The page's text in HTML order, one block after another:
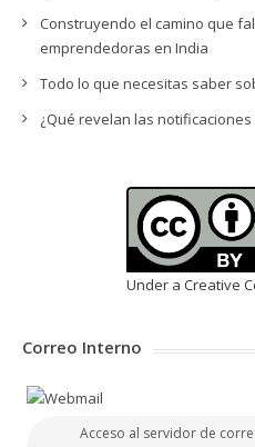
Construyendo el camino que
emprendedoras en India
Todo lo que necesitas saber
¿Qué revelan las
Under a Creative
Correo Interno
Acceso al servidor de